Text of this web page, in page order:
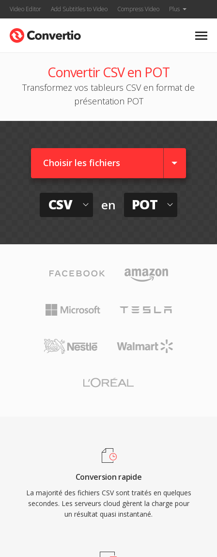
Video Editor Add Subtitles to Video Compress Video Plus
Convertir CSV en POT
Transformez vos tableurs CSV en format de
présentation POT
Choisir les fichiers
CSV en POT
Conversion rapide
La majorité des fichiers CSV sont traités en quelques
secondes. Les serveurs cloud gèrent la charge pour
un résultat quasi instantané.